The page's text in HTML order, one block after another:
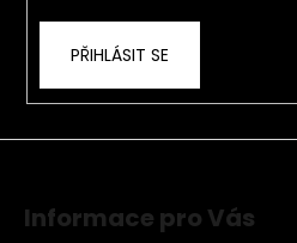
ý
p
PŘIHLÁSIT SE
Informace pro Vás